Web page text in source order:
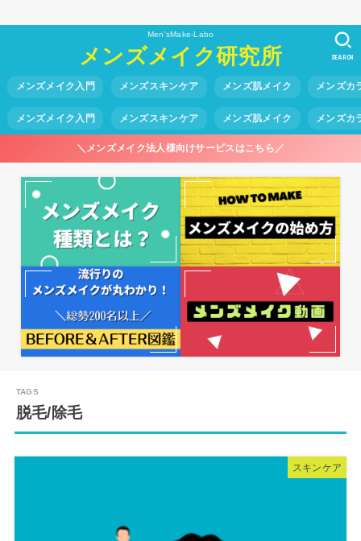
Men'sMake-Labo
メンズメイク研究所
メンズメイク入門 メンズスキンケア メンズ肌メイク メンズカ
メンズメイク入門 メンズスキンケア メンズ肌メイク メンズカ
SEARCH
＼メンズメイク法人様向けサービスはこちら／
脱毛/除毛
スキンケア